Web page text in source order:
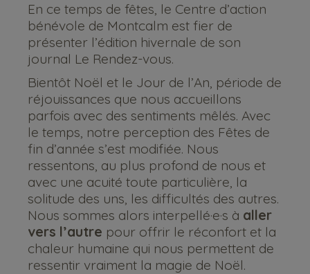
En ce temps de fêtes, le Centre d’action
bénévole de Montcalm est fier de
présenter l’édition hivernale de son
journal Le Rendez-vous.
Bientôt Noël et le Jour de l’An, période de
réjouissances que nous accueillons
parfois avec des sentiments mêlés. Avec
le temps, notre perception des Fêtes de
fin d’année s’est modifiée. Nous
ressentons, au plus profond de nous et
avec une acuité toute particulière, la
solitude des uns, les difficultés des autres.
Nous sommes alors interpellé·e·s à aller
vers l’autre pour offrir le réconfort et la
chaleur humaine qui nous permettent de
ressentir vraiment la magie de Noël.